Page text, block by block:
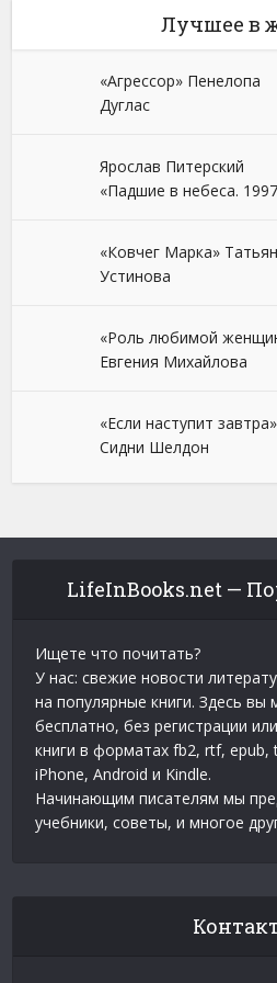
Лучшее в
«Агрессор» Пенелопа
Дуглас
Ярослав Питерский
«Падшие в небеса.
«Ковчег Марка»
Устинова
«Роль любимой
Евгения Михайлова
«Если наступит завтра»
Сидни Шелдон
LifeInBooks.net —
Ищете что почитать?
У нас: свежие новости
на популярные книги. Здесь вы
бесплатно, без регистрации
книги в форматах fb2, rtf, epub,
iPhone, Android и Kindle.
Начинающим писателям мы
учебники, советы, и многое